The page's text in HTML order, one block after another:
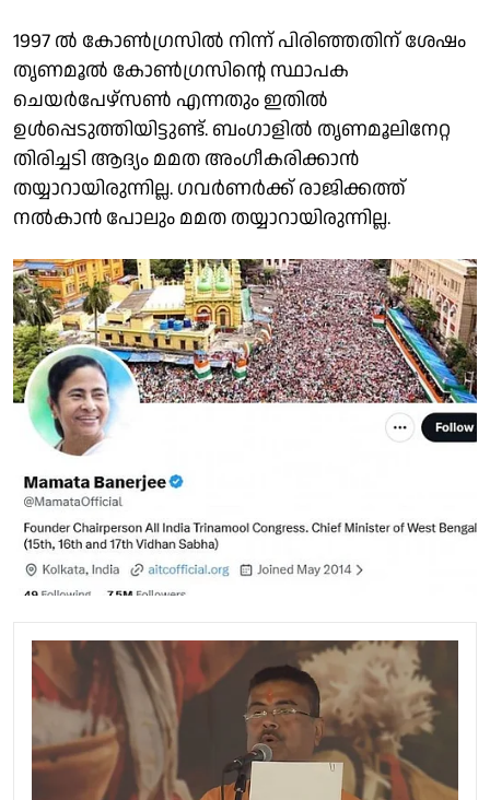
1997 ൽ കോൺഗ്രസിൽ നിന്ന് പിരിഞ്ഞതിന് ശേഷം
തൃണമൂൽ കോൺഗ്രസിൻ്റെ സ്ഥാപക
ചെയർപേഴ്സൺ എന്നതും ഇതിൽ
ഉൾപ്പെടുത്തിയിട്ടുണ്ട്. ബംഗാളിൽ തൃണമൂലിനേറ്റ
തിരിച്ചടി ആദ്യം മമത അംഗീകരിക്കാൻ
തയ്യാറായിരുന്നില്ല. ഗവർണർക്ക് രാജിക്കത്ത്
നൽകാൻ പോലും മമത തയ്യാറായിരുന്നില്ല.